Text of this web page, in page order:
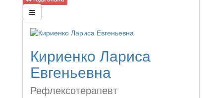
Кириенко Лариса
Евгеньевна
Рефлексотерапевт